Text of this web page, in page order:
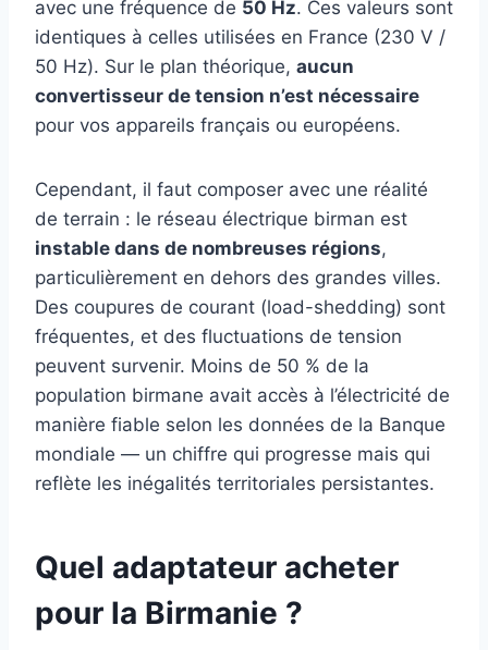
avec une fréquence de 50 Hz. Ces valeurs sont
identiques à celles utilisées en France (230 V /
50 Hz). Sur le plan théorique, aucun
convertisseur de tension n’est nécessaire
pour vos appareils français ou européens.
Cependant, il faut composer avec une réalité
de terrain : le réseau électrique birman est
instable dans de nombreuses régions,
particulièrement en dehors des grandes villes.
Des coupures de courant (load-shedding) sont
fréquentes, et des fluctuations de tension
peuvent survenir. Moins de 50 % de la
population birmane avait accès à l’électricité de
manière fiable selon les données de la Banque
mondiale — un chiffre qui progresse mais qui
reflète les inégalités territoriales persistantes.
Quel adaptateur acheter
pour la Birmanie ?